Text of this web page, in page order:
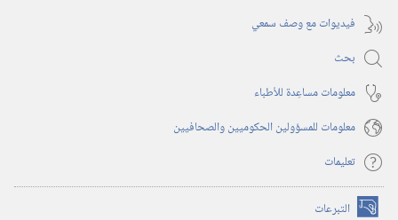
فيديوات مع وصف سمعي
بحث
معلومات مساعِدة للأطباء
معلومات للمسؤولين الحكوميين والصحافيين
تعليمات
التبرعات